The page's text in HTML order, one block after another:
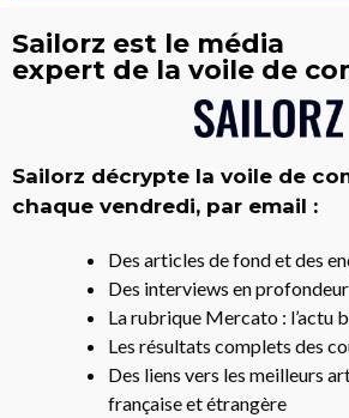
Sailorz est le média
expert de la voile de
Sailorz décrypte la voile de
chaque vendredi, par email :
Des articles de fond et des
Des interviews en profondeur
La rubrique Mercato : l’actu
Les résultats complets des
Des liens vers les meilleurs
française et étrangère